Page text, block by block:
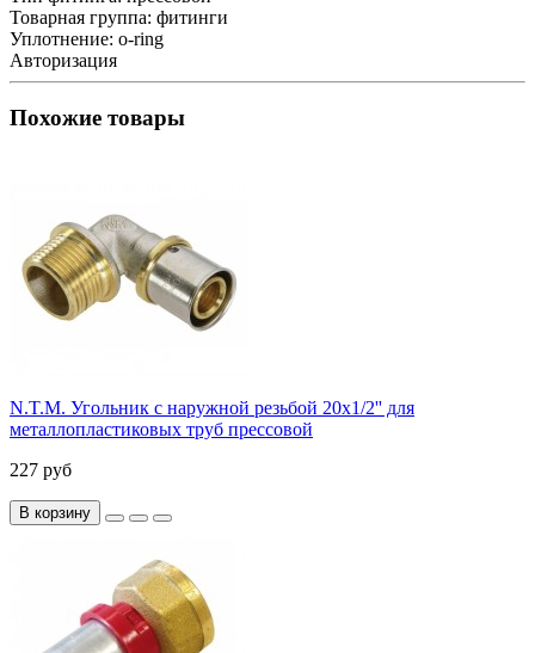
Товарная группа: фитинги
Уплотнение: o-ring
Авторизация
Похожие товары
N.T.M. Угольник с наружной резьбой 20x1/2'' для
металлопластиковых труб прессовой
227 руб
В корзину